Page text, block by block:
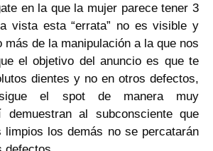
en la que la mujer parece tener 3
vista esta “errata” no es visible y
más de la manipulación a la que nos
el objetivo del anuncio es que te
dientes y no en otros defectos,
el spot de manera muy
demuestran al subconsciente que
limpios los demás no se percatarán